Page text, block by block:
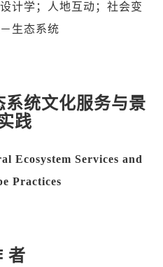
计学；人地互动；社会变
生态系统
统文化服务与景
践
Ecosystem Services and
Practices
者